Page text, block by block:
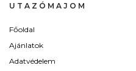
UTAZÓMAJOM
Főoldal
Ajánlatok
Adatvédelem